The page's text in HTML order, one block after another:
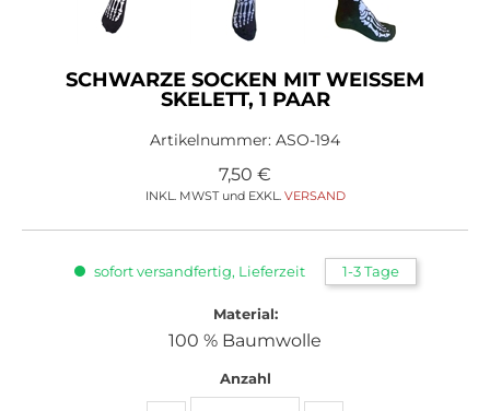
SCHWARZE SOCKEN MIT WEISSEM S
KELETT, 1 PAAR
Artikelnummer: ASO-194
7,50 €
INKL. MWST und EXKL. VERSAND
sofort versandfertig, Lieferzeit 1-3 Tage
Material:
100 % Baumwolle
Anzahl